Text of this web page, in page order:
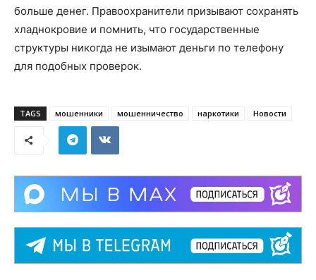
больше денег. Правоохранители призывают сохранять
хладнокровие и помнить, что государственные
структуры никогда не изымают деньги по телефону
для подобных проверок.
TAGS мошенники мошенничество наркотики Новости